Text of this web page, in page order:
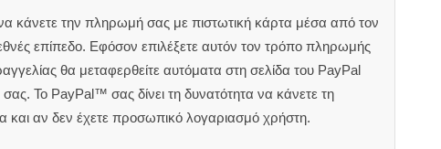
κάνετε την πληρωμή σας με πιστωτική κάρτα μέσα από τον
επίπεδο. Εφόσον επιλέξετε αυτόν τον τρόπο πληρωμής
θα μεταφερθείτε αυτόματα στη σελίδα του PayPal
Το PayPal™ σας δίνει τη δυνατότητα να κάνετε τη
αν δεν έχετε προσωπικό λογαριασμό χρήστη.